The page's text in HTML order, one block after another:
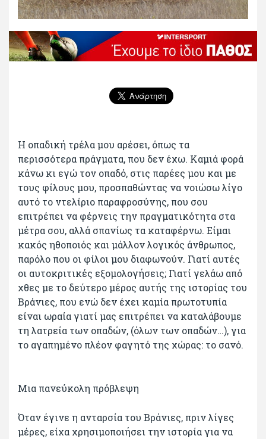
Η οπαδική τρέλα μου αρέσει, όπως τα
περισσότερα πράγματα, που δεν έχω. Καμιά φορά
κάνω κι εγώ τον οπαδό, στις παρέες μου και με
τους φίλους μου, προσπαθώντας να νοιώσω λίγο
αυτό το ντελίριο παραφροσύνης, που σου
επιτρέπει να φέρνεις την πραγματικότητα στα
μέτρα σου, αλλά σπανίως τα καταφέρνω. Είμαι
κακός ηθοποιός και μάλλον λογικός άνθρωπος,
παρόλο που οι φίλοι μου διαφωνούν. Γιατί αυτές
οι αυτοκριτικές εξομολογήσεις; Γιατί γελάω από
χθες με το δεύτερο μέρος αυτής της ιστορίας του
Βράνιες, που ενώ δεν έχει καμία πρωτοτυπία
είναι ωραία γιατί μας επιτρέπει να καταλάβουμε
τη λατρεία των οπαδών, (όλων των οπαδών…), για
το αγαπημένο πλέον φαγητό της χώρας: το σανό.
Μια πανεύκολη πρόβλεψη
Όταν έγινε η ανταρσία του Βράνιες, πριν λίγες
μέρες, είχα χρησιμοποιήσει την ιστορία για να